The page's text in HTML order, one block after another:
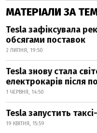
МАТЕРІАЛИ ЗА
Tesla зафіксувала
обсягами поставок
2 ЛИПНЯ, 19:50
Tesla знову стала
електрокарів після
1 ЧЕРВНЯ, 14:50
Tesla запустить
19 КВІТНЯ, 15:59